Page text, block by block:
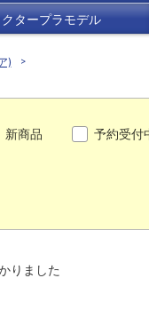
タープラモデル
)
新商品 予約受付
りました